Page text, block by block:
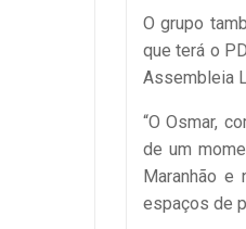
O grupo
que terá o
Assembleia
“O Osmar,
de um
Maranhão e
espaços de